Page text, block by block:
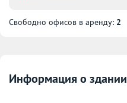
Свободно офисов в аренду: 2
Информация о здании